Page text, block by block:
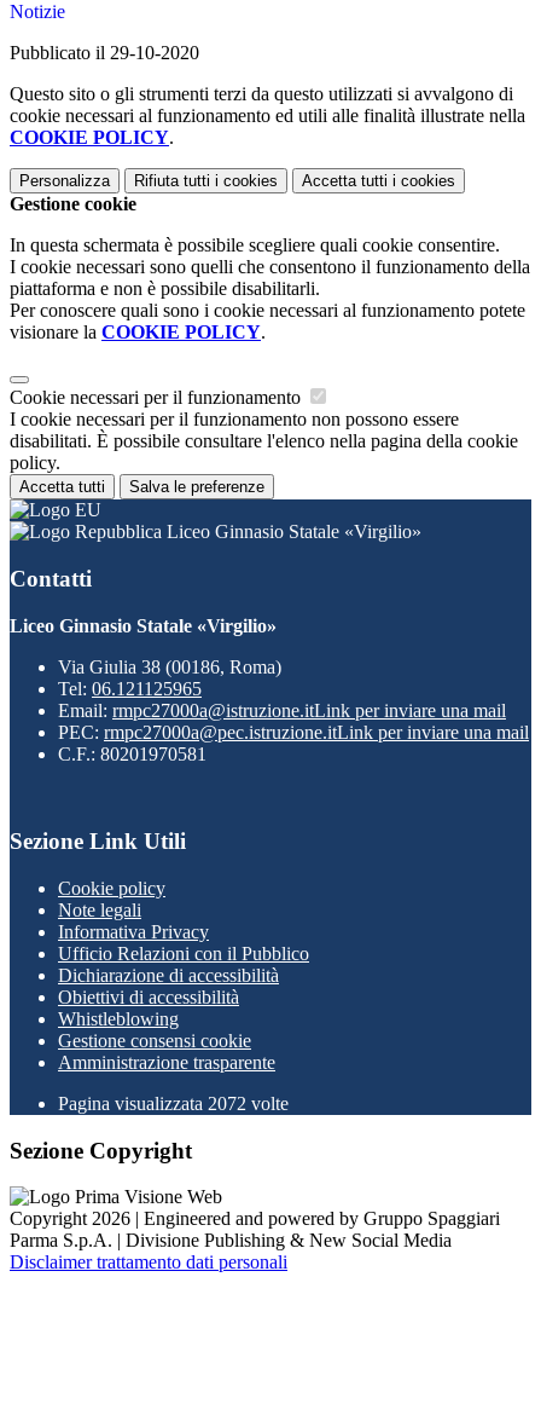
Notizie
Pubblicato il 29-10-2020
Questo sito o gli strumenti terzi da questo utilizzati si avvalgono di
cookie necessari al funzionamento ed utili alle finalità illustrate nella
COOKIE POLICY.
Personalizza Rifiuta tutti i cookies Accetta tutti i cookies
Gestione cookie
In questa schermata è possibile scegliere quali cookie consentire.
I cookie necessari sono quelli che consentono il funzionamento della
piattaforma e non è possibile disabilitarli.
Per conoscere quali sono i cookie necessari al funzionamento potete
visionare la COOKIE POLICY.
Cookie necessari per il funzionamento
I cookie necessari per il funzionamento non possono essere
disabilitati. È possibile consultare l'elenco nella pagina della cookie
policy.
Accetta tutti Salva le preferenze
Liceo Ginnasio Statale «Virgilio»
Contatti
Liceo Ginnasio Statale «Virgilio»
Via Giulia 38 (00186, Roma)
Tel: 06.121125965
Email: rmpc27000a@istruzione.itLink per inviare una mail
PEC: rmpc27000a@pec.istruzione.itLink per inviare una mail
C.F.: 80201970581
Sezione Link Utili
Cookie policy
Note legali
Informativa Privacy
Ufficio Relazioni con il Pubblico
Dichiarazione di accessibilità
Obiettivi di accessibilità
Whistleblowing
Gestione consensi cookie
Amministrazione trasparente
Pagina visualizzata 2072 volte
Sezione Copyright
Copyright 2026 | Engineered and powered by Gruppo Spaggiari
Parma S.p.A. | Divisione Publishing & New Social Media
Disclaimer trattamento dati personali